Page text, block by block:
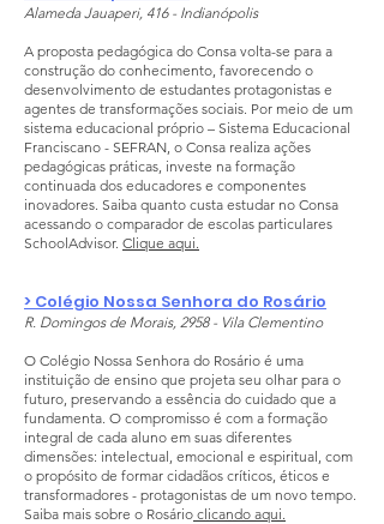
Alameda Jauaperi, 416 - Indianópolis
A proposta pedagógica do Consa volta-se para a
construção do conhecimento, favorecendo o
desenvolvimento de estudantes protagonistas e
agentes de transformações sociais. Por meio de um
sistema educacional próprio – Sistema Educacional
Franciscano - SEFRAN, o Consa realiza ações
pedagógicas práticas, investe na formação
continuada dos educadores e componentes
inovadores. Saiba quanto custa estudar no Consa
acessando o comparador de escolas particulares
SchoolAdvisor. Clique aqui.
> Colégio Nossa Senhora do Rosário
R. Domingos de Morais, 2958 - Vila Clementino
O Colégio Nossa Senhora do Rosário é uma
instituição de ensino que projeta seu olhar para o
futuro, preservando a essência do cuidado que a
fundamenta. O compromisso é com a formação
integral de cada aluno em suas diferentes
dimensões: intelectual, emocional e espiritual, com
o propósito de formar cidadãos críticos, éticos e
transformadores - protagonistas de um novo tempo.
Saiba mais sobre o Rosário clicando aqui.